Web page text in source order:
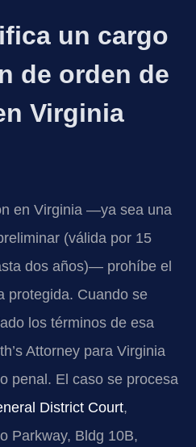
un cargo
de orden de
Virginia
en Virginia —ya sea una
(válida por 15
dos años)— prohíbe el
protegida. Cuando se
los términos de esa
Attorney para Virginia
penal. El caso se procesa
District Court,
Parkway, Bldg 10B,